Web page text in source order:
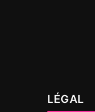
LÉGAL